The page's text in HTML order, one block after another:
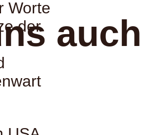
Worte
der